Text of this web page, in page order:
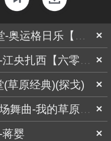
×
日乐【小海舞曲】
×
扎西【六零六】
×
草原经典)(探戈)
×
原天堂 【百事五哥舞曲】
×
婴